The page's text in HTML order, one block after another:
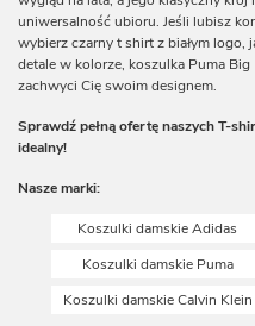
uniwersalność ubioru. Jeśli lubisz
wybierz czarny t shirt z białym logo,
detale w kolorze, koszulka Puma
zachwyci Cię swoim designem.
Sprawdź pełną ofertę naszych T-
idealny!
Nasze marki:
Koszulki damskie Adidas
Koszulki damskie Puma
Koszulki damskie Calvin Klein